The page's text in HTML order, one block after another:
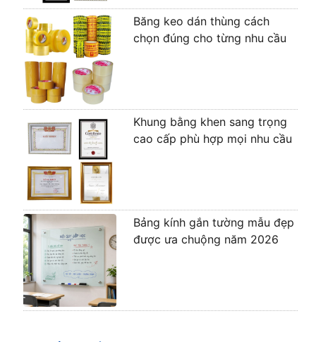
Băng keo dán thùng cách
chọn đúng cho từng nhu cầu
Khung bằng khen sang trọng
cao cấp phù hợp mọi nhu cầu
Bảng kính gắn tường mẫu đẹp
được ưa chuộng năm 2026